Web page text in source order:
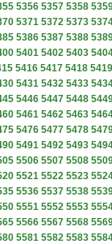
5356 5357 5358
5371 5372 5373
5386 5387 5388
5401 5402 5403
5416 5417 5418 5419
5431 5432 5433
5446 5447 5448
5461 5462 5463
5476 5477 5478
5491 5492 5493
5506 5507 5508
5521 5522 5523
5536 5537 5538
5551 5552 5553
5566 5567 5568
5581 5582 5583